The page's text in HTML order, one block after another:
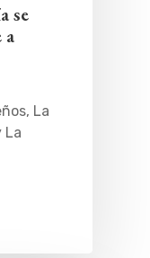
se
a
La
La
Y
Por Madrid